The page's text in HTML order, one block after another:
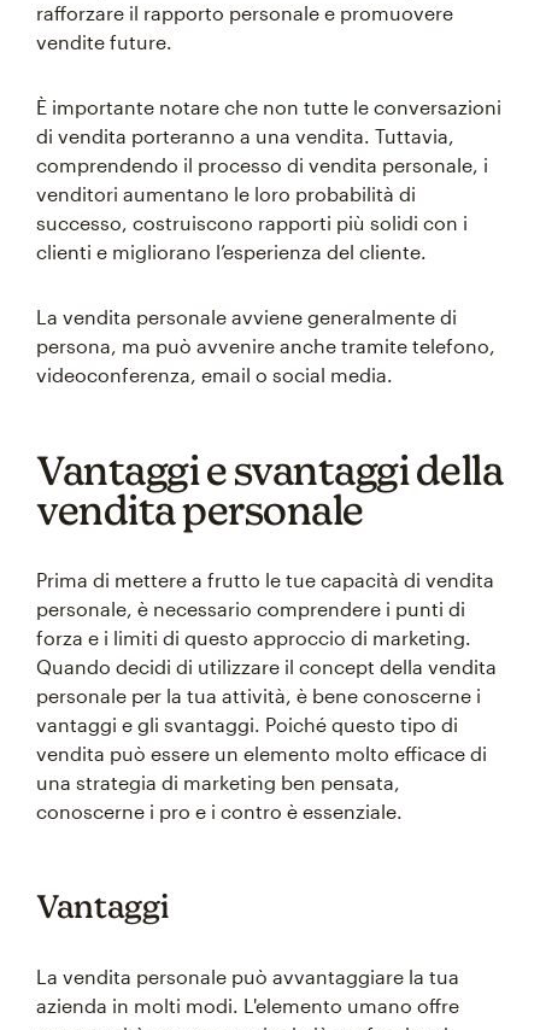
rafforzare il rapporto personale e promuovere
vendite future.
È importante notare che non tutte le conversazioni
di vendita porteranno a una vendita. Tuttavia,
comprendendo il processo di vendita personale, i
venditori aumentano le loro probabilità di
successo, costruiscono rapporti più solidi con i
clienti e migliorano l’esperienza del cliente.
La vendita personale avviene generalmente di
persona, ma può avvenire anche tramite telefono,
videoconferenza, email o social media.
Vantaggi e svantaggi della
vendita personale
Prima di mettere a frutto le tue capacità di vendita
personale, è necessario comprendere i punti di
forza e i limiti di questo approccio di marketing.
Quando decidi di utilizzare il concept della vendita
personale per la tua attività, è bene conoscerne i
vantaggi e gli svantaggi. Poiché questo tipo di
vendita può essere un elemento molto efficace di
una strategia di marketing ben pensata,
conoscerne i pro e i contro è essenziale.
Vantaggi
La vendita personale può avvantaggiare la tua
azienda in molti modi. L'elemento umano offre